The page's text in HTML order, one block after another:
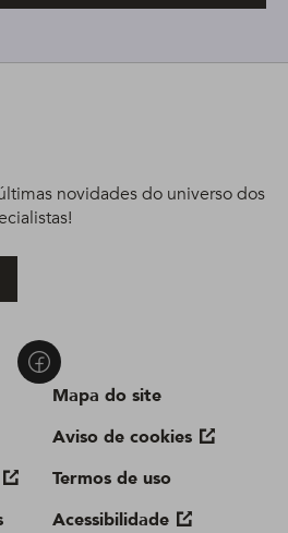
Mapa do site
Aviso de cookies
Termos de uso
Acessibilidade
novidades do universo dos